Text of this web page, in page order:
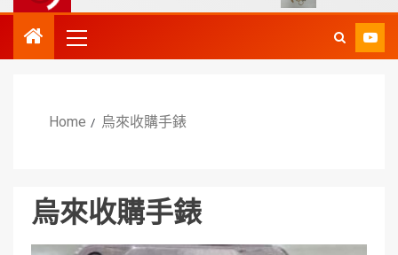
Home 烏來收購手錶
烏來收購手錶